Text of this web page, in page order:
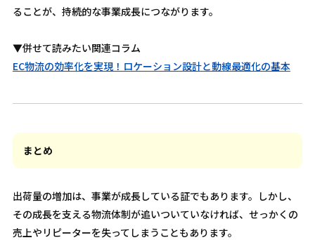
ることが、持続的な事業成長につながります。
▼併せて読みたい関連コラム
EC物流の効率化を実現！ロケーション設計と動線最適化の基本
まとめ
出荷量の増加は、事業が成長している証でもあります。しかし、
その成長を支える物流体制が追いついていなければ、せっかくの
売上やリピーターを失ってしまうこともあります。